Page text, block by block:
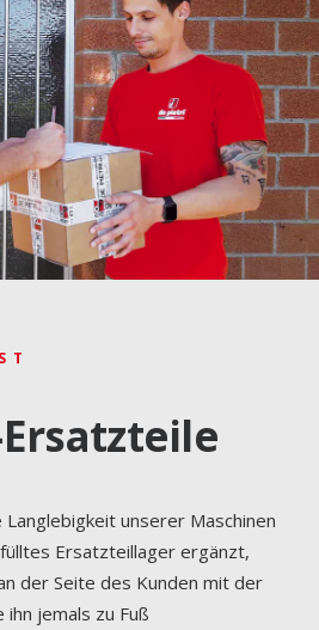
unsere
auf der
Produkte langlebig und
, so sehr, dass viele unserer
dieselben Maschinen
die Robustheit garantierten
die Effizienz zu steigern und die
anzupassen.
unserer Maschinen
Ersatzteillager ergänzt,
der Seite des Kunden mit der
jemals zu Fuß